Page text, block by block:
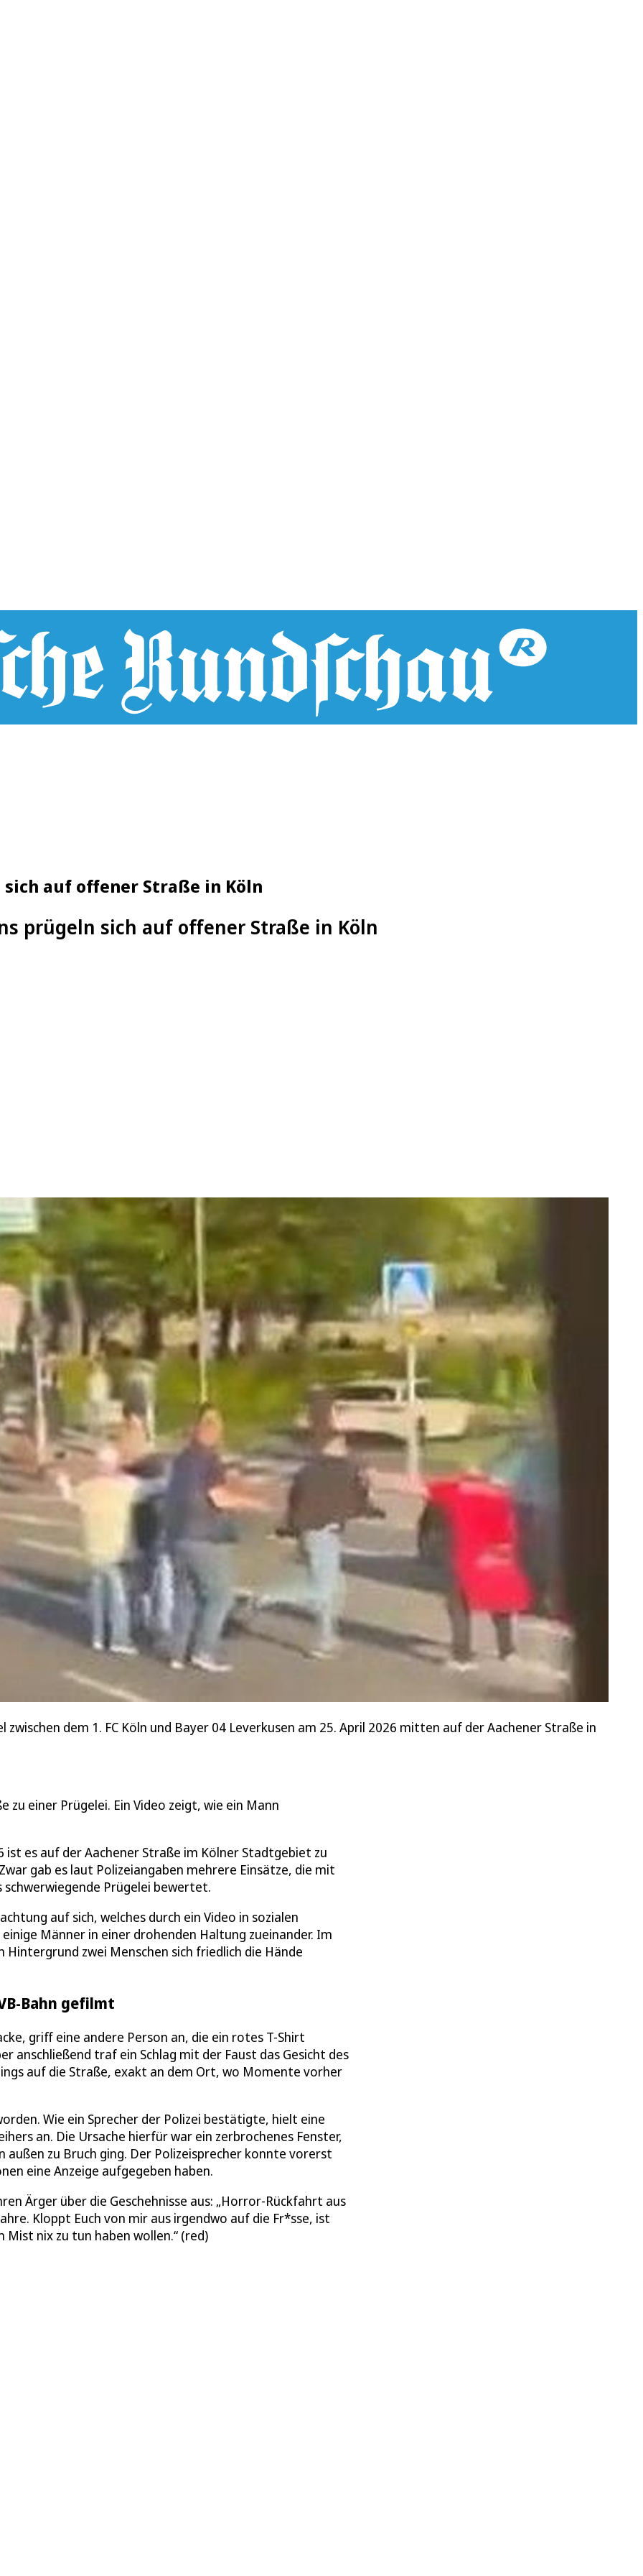
auf offener Straße in Köln
prügeln sich auf offener Straße in Köln
zwischen dem 1. FC Köln und Bayer 04 Leverkusen am 25. April 2026 mitten auf der Aachener Straße in
zu einer Prügelei. Ein Video zeigt, wie ein Mann
ist es auf der Aachener Straße im Kölner Stadtgebiet zu
gab es laut Polizeiangaben mehrere Einsätze, die mit
schwerwiegende Prügelei bewertet.
auf sich, welches durch ein Video in sozialen
Männer in einer drohenden Haltung zueinander. Im
zwei Menschen sich friedlich die Hände
Bahn gefilmt
griff eine andere Person an, die ein rotes T-Shirt
traf ein Schlag mit der Faust das Gesicht des
auf die Straße, exakt an dem Ort, wo Momente vorher
Wie ein Sprecher der Polizei bestätigte, hielt eine
an. Die Ursache hierfür war ein zerbrochenes Fenster,
zu Bruch ging. Der Polizeisprecher konnte vorerst
eine Anzeige aufgegeben haben.
Ärger über die Geschehnisse aus: „Horror-Rückfahrt aus
Kloppt Euch von mir aus irgendwo auf die Fr*sse, ist
nix zu tun haben wollen.“ (red)